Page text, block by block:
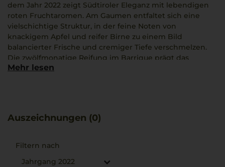
dem Jahr 2022 zeigt Südtiroler Eleganz mit lebendigen
roten Fruchtaromen. Am Gaumen entfaltet sich eine
vielschichtige Struktur, in der feine Noten von
knackigem Apfel und reifer Birne zu einem Bild
balancierter Frische und cremiger Tiefe verschmelzen.
Die zwölfmonatige Reifung im Barrique prägt das
Geschmacksbild mit dezenten Holznuancen und verleiht
harmoniert hervorragend mit Tagliatelle al ragù di
Weins ergänzen.
Mehr lesen
Auszeichnungen (0)
Filtern nach
Jahrgang 2022